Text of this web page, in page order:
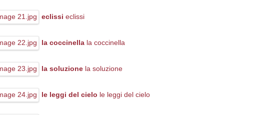
eclissi eclissi
la coccinella la coccinella
la soluzione la soluzione
le leggi del cielo le leggi del cielo